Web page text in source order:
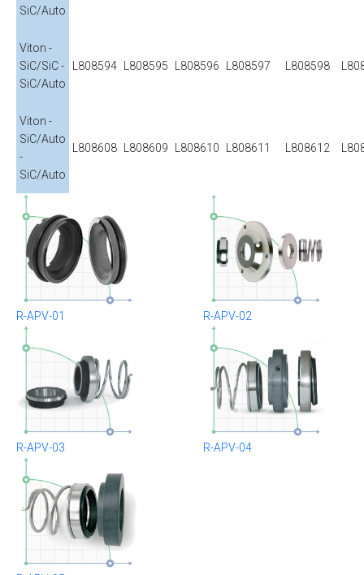
SiC/Auto
Viton -
SiC/SiC -
SiC/Auto
L808594 L808595 L808596 L808597 L808598
Viton -
SiC/Auto
-
SiC/Auto
L808608 L808609 L808610 L808611 L808612
R-APV-01 R-APV-02
R-APV-03 R-APV-04